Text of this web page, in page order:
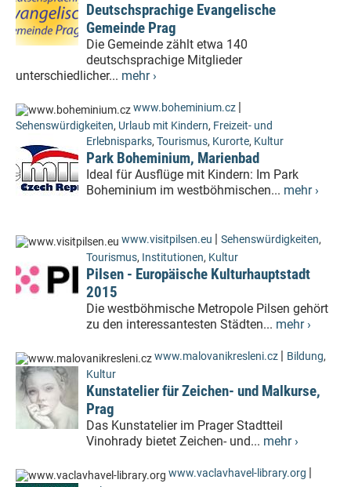
Deutschsprachige Evangelische
Gemeinde Prag
Die Gemeinde zählt etwa 140
deutschsprachige Mitglieder
unterschiedlicher... mehr ›
www.boheminium.cz |
Sehenswürdigkeiten, Urlaub mit Kindern, Freizeit- und
Erlebnisparks, Tourismus, Kurorte, Kultur
Park Boheminium, Marienbad
Ideal für Ausflüge mit Kindern: Im Park
Boheminium im westböhmischen... mehr ›
www.visitpilsen.eu | Sehenswürdigkeiten,
Tourismus, Institutionen, Kultur
Pilsen - Europäische Kulturhauptstadt
2015
Die westböhmische Metropole Pilsen gehört
zu den interessantesten Städten... mehr ›
www.malovanikresleni.cz | Bildung,
Kultur
Kunstatelier für Zeichen- und Malkurse,
Prag
Das Kunstatelier im Prager Stadtteil
Vinohrady bietet Zeichen- und... mehr ›
www.vaclavhavel-library.org |